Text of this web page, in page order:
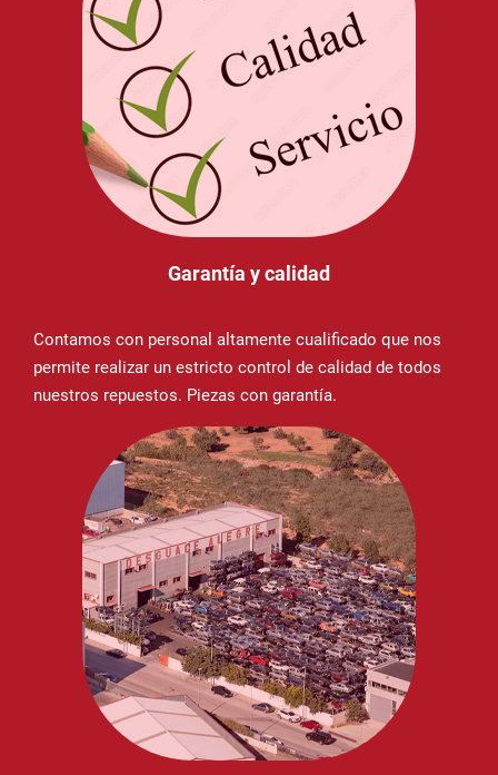
Garantía y calidad
Contamos con personal altamente cualificado que nos
permite realizar un estricto control de calidad de todos
nuestros repuestos. Piezas con garantía.